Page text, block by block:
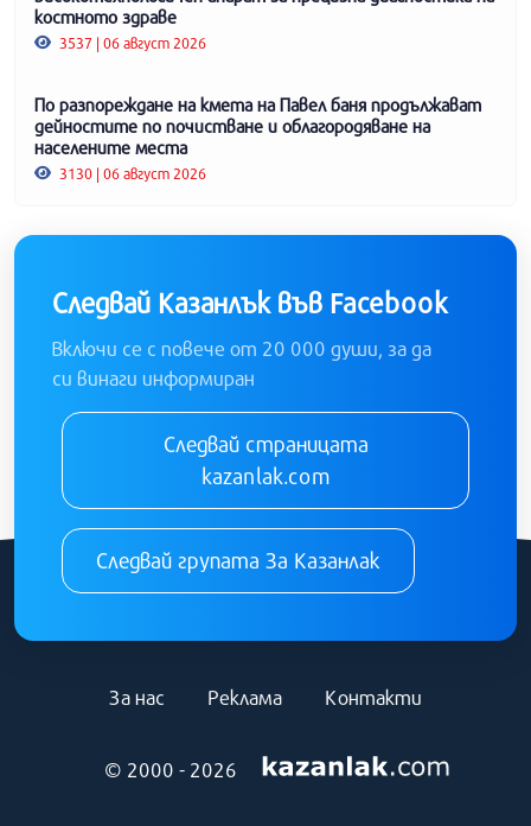
костното здраве
3537 | 06 август 2026
По разпореждане на кмета на Павел баня продължават
дейностите по почистване и облагородяване на
населените места
3130 | 06 август 2026
Следвай Казанлък във Facebook
Включи се с повече от 20 000 души, за да
си винаги информиран
Следвай страницата
kazanlak.com
Следвай групата За Казанлак
© 2000 - 2026
За нас Реклама Контакти